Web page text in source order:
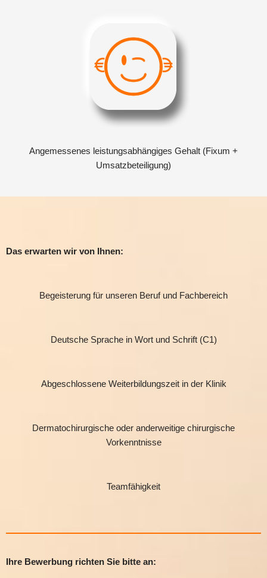
Angemessenes leistungsabhängiges Gehalt (Fixum +
Umsatzbeteiligung)
Das erwarten wir von Ihnen:
Begeisterung für unseren Beruf und Fachbereich
Deutsche Sprache in Wort und Schrift (C1)
Abgeschlossene Weiterbildungszeit in der Klinik
Dermatochirurgische oder anderweitige chirurgische
Vorkenntnisse
Teamfähigkeit
Ihre Bewerbung richten Sie bitte an: